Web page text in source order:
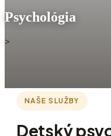
Psychológia
>
NAŠE SLUŽBY
Detský